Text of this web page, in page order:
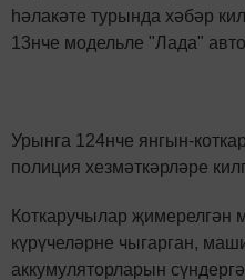
һәлакәте турында хәбәр
13нче модельле "Лада"
Урынга 124нче янгын-
полиция хезмәткәрләре
Коткаручылар җимерелгән
күрүчеләрне чыгарган,
аккумуляторларын